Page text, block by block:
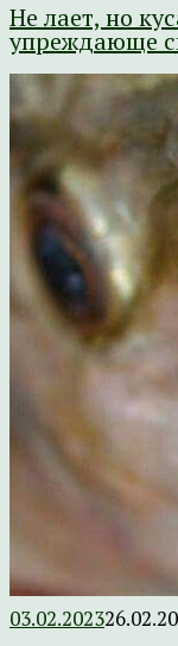
Не лает, но
упреждающе
03.02.2023